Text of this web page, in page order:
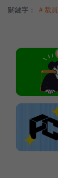
關鍵字： ＃裁員